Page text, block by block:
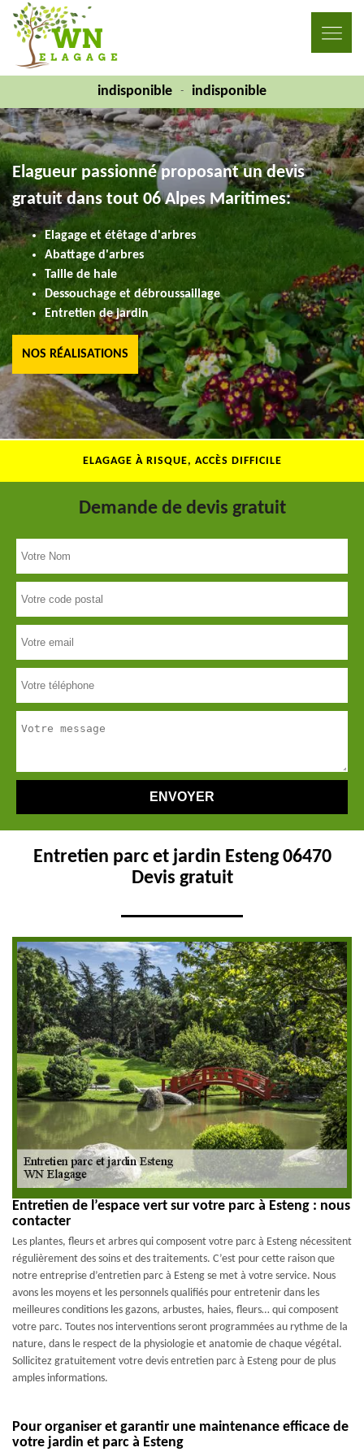
indisponible - indisponible
Elagueur passionné proposant un devis
gratuit dans tout 06 Alpes Maritimes:
Elagage et étêtage d'arbres
Abattage d'arbres
Taille de haie
Dessouchage et débroussaillage
Entretien de jardin
NOS RÉALISATIONS
ELAGAGE À RISQUE, ACCÈS DIFFICILE
Demande de devis gratuit
Entretien parc et jardin Esteng 06470
Devis gratuit
Entretien de l’espace vert sur votre parc à Esteng : nous
contacter
Les plantes, fleurs et arbres qui composent votre parc à Esteng nécessitent
régulièrement des soins et des traitements. C’est pour cette raison que
notre entreprise d’entretien parc à Esteng se met à votre service. Nous
avons les moyens et les personnels qualifiés pour entretenir dans les
meilleures conditions les gazons, arbustes, haies, fleurs… qui composent
votre parc. Toutes nos interventions seront programmées au rythme de la
nature, dans le respect de la physiologie et anatomie de chaque végétal.
Sollicitez gratuitement votre devis entretien parc à Esteng pour de plus
amples informations.
Pour organiser et garantir une maintenance efficace de
votre jardin et parc à Esteng